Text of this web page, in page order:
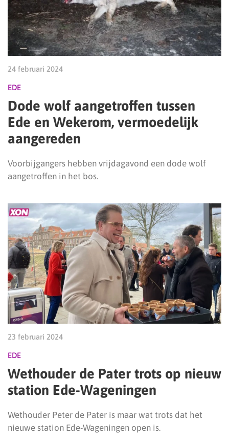
24 februari 2024
EDE
Dode wolf aangetroffen tussen
Ede en Wekerom, vermoedelijk
aangereden
Voorbijgangers hebben vrijdagavond een dode wolf
aangetroffen in het bos.
23 februari 2024
EDE
Wethouder de Pater trots op nieuw
station Ede-Wageningen
Wethouder Peter de Pater is maar wat trots dat het
nieuwe station Ede-Wageningen open is.